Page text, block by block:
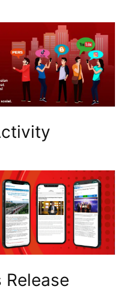
Release